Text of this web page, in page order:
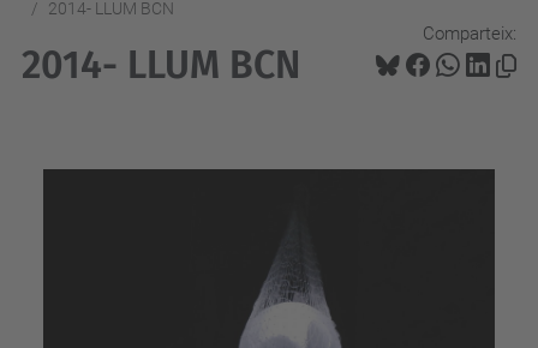
2014- LLUM BCN
Comparteix:
2014- LLUM BCN